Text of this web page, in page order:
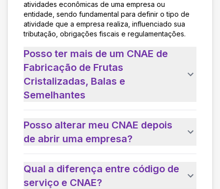
atividades econômicas de uma empresa ou
entidade, sendo fundamental para definir o tipo de
atividade que a empresa realiza, influenciado sua
tributação, obrigações fiscais e regulamentações.
Posso ter mais de um CNAE de
Fabricação de Frutas
Cristalizadas, Balas e
Semelhantes
Posso alterar meu CNAE depois
de abrir uma empresa?
Qual a diferença entre código de
serviço e CNAE?